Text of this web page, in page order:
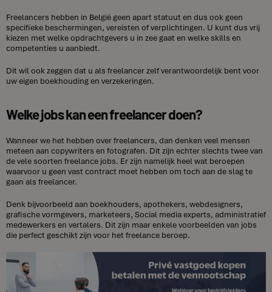
Freelancers hebben in België geen apart statuut en dus ook geen
specifieke beschermingen, vereisten of verplichtingen. U kunt dus vrij
kiezen met welke opdrachtgevers u in zee gaat en welke skills en
competenties u aanbiedt.
Dit wil ook zeggen dat u als freelancer zelf verantwoordelijk bent voor
uw eigen boekhouding en verzekeringen.
Welke jobs kan een freelancer doen?
Wanneer we het hebben over freelancers, dan denken veel mensen
meteen aan copywriters en fotografen. Dit zijn echter slechts twee van
de vele soorten freelance jobs. Er zijn namelijk heel wat beroepen
waarvoor u geen vast contract moet hebben om toch aan de slag te
gaan als freelancer.
Denk bijvoorbeeld aan boekhouders, apothekers, webdesigners,
grafische vormgevers, marketeers, Social media experts, administratief
medewerkers en vertalers. Dit zijn maar enkele voorbeelden van jobs
die perfect geschikt zijn voor het freelance beroep.